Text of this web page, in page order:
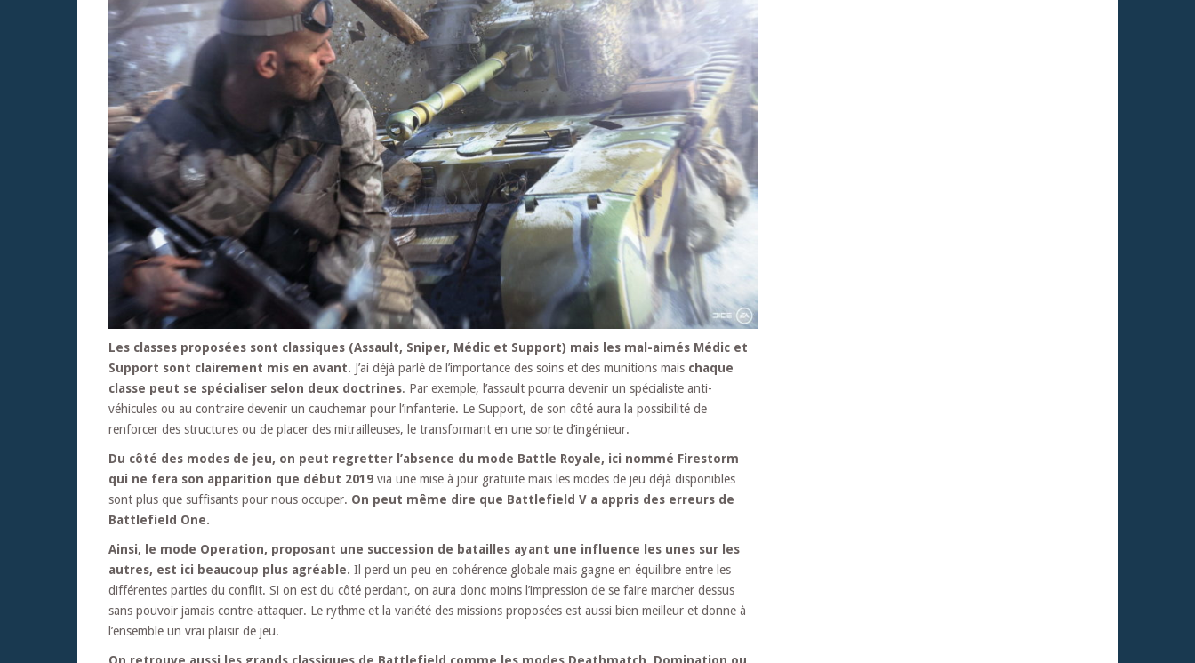
Les classes proposées sont classiques (Assault, Sniper, Médic et Support) mais les mal-aimés Médic et
Support sont clairement mis en avant. J’ai déjà parlé de l’importance des soins et des munitions mais chaque
classe peut se spécialiser selon deux doctrines. Par exemple, l’assault pourra devenir un spécialiste anti-
véhicules ou au contraire devenir un cauchemar pour l’infanterie. Le Support, de son côté aura la possibilité de
renforcer des structures ou de placer des mitrailleuses, le transformant en une sorte d’ingénieur.
Du côté des modes de jeu, on peut regretter l’absence du mode Battle Royale, ici nommé Firestorm
qui ne fera son apparition que début 2019 via une mise à jour gratuite mais les modes de jeu déjà disponibles
sont plus que suffisants pour nous occuper. On peut même dire que Battlefield V a appris des erreurs de
Battlefield One.
Ainsi, le mode Operation, proposant une succession de batailles ayant une influence les unes sur les
autres, est ici beaucoup plus agréable. Il perd un peu en cohérence globale mais gagne en équilibre entre les
différentes parties du conflit. Si on est du côté perdant, on aura donc moins l’impression de se faire marcher dessus
sans pouvoir jamais contre-attaquer. Le rythme et la variété des missions proposées est aussi bien meilleur et donne à
l’ensemble un vrai plaisir de jeu.